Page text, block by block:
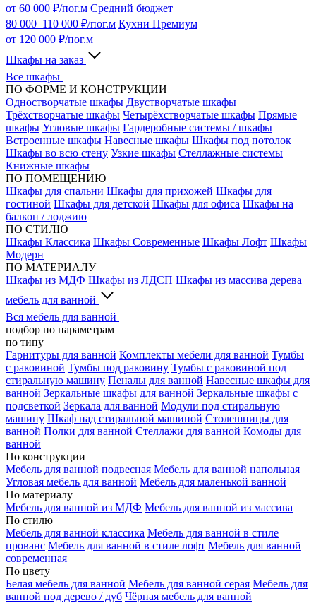
от 60 000 ₽/пог.м Средний бюджет
80 000–110 000 ₽/пог.м Кухни Премиум
от 120 000 ₽/пог.м
Шкафы на заказ
Все шкафы
ПО ФОРМЕ И КОНСТРУКЦИИ
Одностворчатые шкафы Двустворчатые шкафы
Трёхстворчатые шкафы Четырёхстворчатые шкафы Прямые
шкафы Угловые шкафы Гардеробные системы / шкафы
Встроенные шкафы Навесные шкафы Шкафы под потолок
Шкафы во всю стену Узкие шкафы Стеллажные системы
Книжные шкафы
ПО ПОМЕЩЕНИЮ
Шкафы для спальни Шкафы для прихожей Шкафы для
гостиной Шкафы для детской Шкафы для офиса Шкафы на
балкон / лоджию
ПО СТИЛЮ
Шкафы Классика Шкафы Современные Шкафы Лофт Шкафы
Модерн
ПО МАТЕРИАЛУ
Шкафы из МДФ Шкафы из ЛДСП Шкафы из массива дерева
мебель для ванной
Вся мебель для ванной
подбор по параметрам
по типу
Гарнитуры для ванной Комплекты мебели для ванной Тумбы
с раковиной Тумбы под раковину Тумбы с раковиной под
стиральную машину Пеналы для ванной Навесные шкафы для
ванной Зеркальные шкафы для ванной Зеркальные шкафы с
подсветкой Зеркала для ванной Модули под стиральную
машину Шкаф над стиральной машиной Столешницы для
ванной Полки для ванной Стеллажи для ванной Комоды для
ванной
По конструкции
Мебель для ванной подвесная Мебель для ванной напольная
Угловая мебель для ванной Мебель для маленькой ванной
По материалу
Мебель для ванной из МДФ Мебель для ванной из массива
По стилю
Мебель для ванной классика Мебель для ванной в стиле
прованс Мебель для ванной в стиле лофт Мебель для ванной
современная
По цвету
Белая мебель для ванной Мебель для ванной серая Мебель для
ванной под дерево / дуб Чёрная мебель для ванной